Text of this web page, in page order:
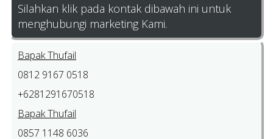
Silahkan klik pada kontak dibawah ini untuk
menghubungi marketing Kami.
Bapak Thufail
0812 9167 0518
+6281291670518
Bapak Thufail
0857 1148 6036